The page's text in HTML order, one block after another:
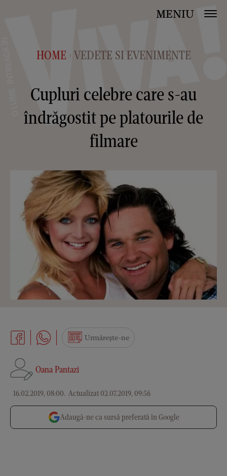
MENIU
HOME > VEDETE SI EVENIMENTE
Cupluri celebre care s-au
îndrăgostit pe platourile de
filmare
Oana Pantazi
16.02.2019, 08:00. Actualizat 02.07.2019, 09:56
Urmărește-ne
Adaugă-ne ca sursă preferată în Google